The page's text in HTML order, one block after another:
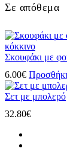
Σε απόθεμα
Σκουφάκι με
6.00€
Σετ με μπολερό
32.80€